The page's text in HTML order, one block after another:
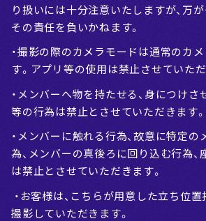
り扱いには十分注意いたしますが、万
その責任を負いかねます。
・撮影の際のカメラモードは通常のカ
す。アプリ等の使用は禁止させていただ
・メンバーへ物を持たせる、身につけさ
等の行為は禁止とさせていただきます。
・メンバーに触れる行為、故意に特定
為、メンバーの真後ろに回り込む行為、
は禁止とさせていただきます。
・お客様は、こちらが用意した立ち位
撮影していただきます。